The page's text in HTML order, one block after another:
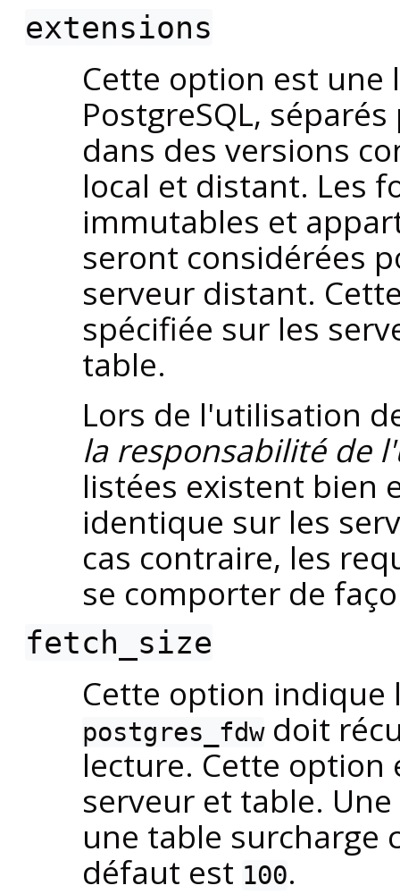
extensions
Cette option est
PostgreSQL,
dans des versions
local et distant. Les
immutables et
seront considérées
serveur distant.
spécifiée sur les
table.
Lors de l'utilisation
la responsabilité de
listées existent bien
identique sur les
cas contraire, les
se comporter de
fetch_size
Cette option indique
postgres_fdwdoit
lecture. Cette
serveur et table.
une table surcharge
défaut est 100.